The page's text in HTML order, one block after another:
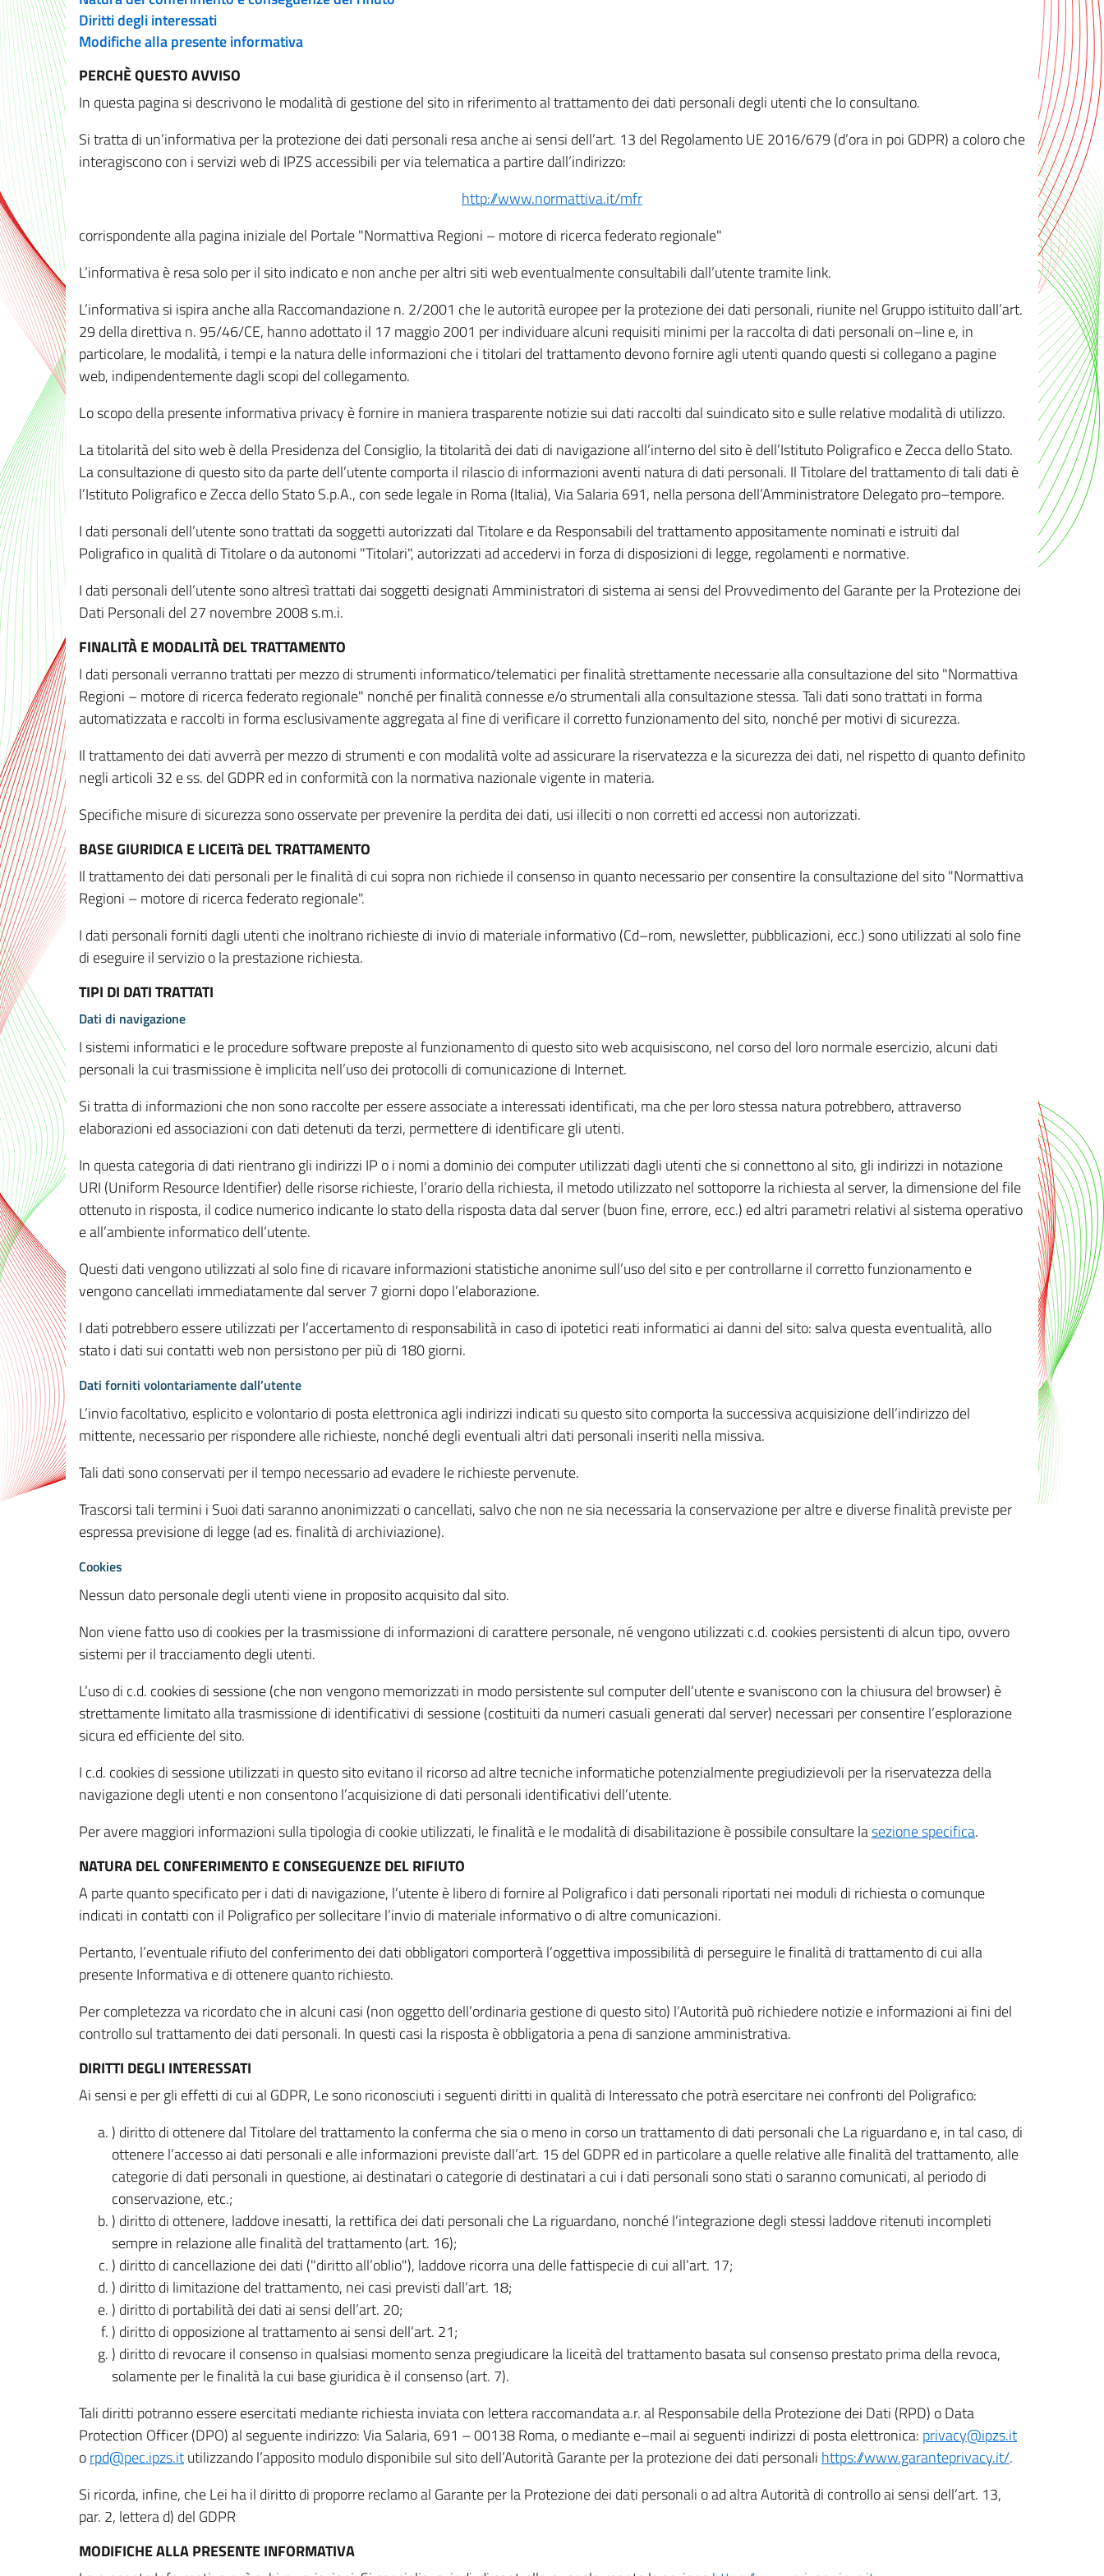
Diritti degli interessati
Modifiche alla presente informativa
PERCHÈ QUESTO AVVISO
In questa pagina si descrivono le modalità di gestione del sito in riferimento al trattamento dei dati personali degli utenti che lo consultano.
Si tratta di un’informativa per la protezione dei dati personali resa anche ai sensi dell’art. 13 del Regolamento UE 2016/679 (d’ora in poi GDPR) a coloro che
interagiscono con i servizi web di IPZS accessibili per via telematica a partire dall’indirizzo:
http://www.normattiva.it/mfr
corrispondente alla pagina iniziale del Portale "Normattiva Regioni – motore di ricerca federato regionale"
L’informativa è resa solo per il sito indicato e non anche per altri siti web eventualmente consultabili dall’utente tramite link.
L’informativa si ispira anche alla Raccomandazione n. 2/2001 che le autorità europee per la protezione dei dati personali, riunite nel Gruppo istituito dall’art.
29 della direttiva n. 95/46/CE, hanno adottato il 17 maggio 2001 per individuare alcuni requisiti minimi per la raccolta di dati personali on–line e, in
particolare, le modalità, i tempi e la natura delle informazioni che i titolari del trattamento devono fornire agli utenti quando questi si collegano a pagine
web, indipendentemente dagli scopi del collegamento.
Lo scopo della presente informativa privacy è fornire in maniera trasparente notizie sui dati raccolti dal suindicato sito e sulle relative modalità di utilizzo.
La titolarità del sito web è della Presidenza del Consiglio, la titolarità dei dati di navigazione all’interno del sito è dell’Istituto Poligrafico e Zecca dello Stato.
La consultazione di questo sito da parte dell’utente comporta il rilascio di informazioni aventi natura di dati personali. Il Titolare del trattamento di tali dati è
l’Istituto Poligrafico e Zecca dello Stato S.p.A., con sede legale in Roma (Italia), Via Salaria 691, nella persona dell’Amministratore Delegato pro–tempore.
I dati personali dell’utente sono trattati da soggetti autorizzati dal Titolare e da Responsabili del trattamento appositamente nominati e istruiti dal
Poligrafico in qualità di Titolare o da autonomi "Titolari", autorizzati ad accedervi in forza di disposizioni di legge, regolamenti e normative.
I dati personali dell’utente sono altresì trattati dai soggetti designati Amministratori di sistema ai sensi del Provvedimento del Garante per la Protezione dei
Dati Personali del 27 novembre 2008 s.m.i.
FINALITÀ E MODALITÀ DEL TRATTAMENTO
I dati personali verranno trattati per mezzo di strumenti informatico/telematici per finalità strettamente necessarie alla consultazione del sito "Normattiva
Regioni – motore di ricerca federato regionale" nonché per finalità connesse e/o strumentali alla consultazione stessa. Tali dati sono trattati in forma
automatizzata e raccolti in forma esclusivamente aggregata al fine di verificare il corretto funzionamento del sito, nonché per motivi di sicurezza.
Il trattamento dei dati avverrà per mezzo di strumenti e con modalità volte ad assicurare la riservatezza e la sicurezza dei dati, nel rispetto di quanto definito
negli articoli 32 e ss. del GDPR ed in conformità con la normativa nazionale vigente in materia.
Specifiche misure di sicurezza sono osservate per prevenire la perdita dei dati, usi illeciti o non corretti ed accessi non autorizzati.
BASE GIURIDICA E LICEITà DEL TRATTAMENTO
Il trattamento dei dati personali per le finalità di cui sopra non richiede il consenso in quanto necessario per consentire la consultazione del sito "Normattiva
Regioni – motore di ricerca federato regionale".
I dati personali forniti dagli utenti che inoltrano richieste di invio di materiale informativo (Cd–rom, newsletter, pubblicazioni, ecc.) sono utilizzati al solo fine
di eseguire il servizio o la prestazione richiesta.
TIPI DI DATI TRATTATI
Dati di navigazione
I sistemi informatici e le procedure software preposte al funzionamento di questo sito web acquisiscono, nel corso del loro normale esercizio, alcuni dati
personali la cui trasmissione è implicita nell’uso dei protocolli di comunicazione di Internet.
Si tratta di informazioni che non sono raccolte per essere associate a interessati identificati, ma che per loro stessa natura potrebbero, attraverso
elaborazioni ed associazioni con dati detenuti da terzi, permettere di identificare gli utenti.
In questa categoria di dati rientrano gli indirizzi IP o i nomi a dominio dei computer utilizzati dagli utenti che si connettono al sito, gli indirizzi in notazione
URI (Uniform Resource Identifier) delle risorse richieste, l’orario della richiesta, il metodo utilizzato nel sottoporre la richiesta al server, la dimensione del file
ottenuto in risposta, il codice numerico indicante lo stato della risposta data dal server (buon fine, errore, ecc.) ed altri parametri relativi al sistema operativo
e all’ambiente informatico dell’utente.
Questi dati vengono utilizzati al solo fine di ricavare informazioni statistiche anonime sull’uso del sito e per controllarne il corretto funzionamento e
vengono cancellati immediatamente dal server 7 giorni dopo l’elaborazione.
I dati potrebbero essere utilizzati per l’accertamento di responsabilità in caso di ipotetici reati informatici ai danni del sito: salva questa eventualità, allo
stato i dati sui contatti web non persistono per più di 180 giorni.
Dati forniti volontariamente dall’utente
L’invio facoltativo, esplicito e volontario di posta elettronica agli indirizzi indicati su questo sito comporta la successiva acquisizione dell’indirizzo del
mittente, necessario per rispondere alle richieste, nonché degli eventuali altri dati personali inseriti nella missiva.
Tali dati sono conservati per il tempo necessario ad evadere le richieste pervenute.
Trascorsi tali termini i Suoi dati saranno anonimizzati o cancellati, salvo che non ne sia necessaria la conservazione per altre e diverse finalità previste per
espressa previsione di legge (ad es. finalità di archiviazione).
Cookies
Nessun dato personale degli utenti viene in proposito acquisito dal sito.
Non viene fatto uso di cookies per la trasmissione di informazioni di carattere personale, né vengono utilizzati c.d. cookies persistenti di alcun tipo, ovvero
sistemi per il tracciamento degli utenti.
L’uso di c.d. cookies di sessione (che non vengono memorizzati in modo persistente sul computer dell’utente e svaniscono con la chiusura del browser) è
strettamente limitato alla trasmissione di identificativi di sessione (costituiti da numeri casuali generati dal server) necessari per consentire l’esplorazione
sicura ed efficiente del sito.
I c.d. cookies di sessione utilizzati in questo sito evitano il ricorso ad altre tecniche informatiche potenzialmente pregiudizievoli per la riservatezza della
navigazione degli utenti e non consentono l’acquisizione di dati personali identificativi dell’utente.
Per avere maggiori informazioni sulla tipologia di cookie utilizzati, le finalità e le modalità di disabilitazione è possibile consultare lasezione specifica.
NATURA DEL CONFERIMENTO E CONSEGUENZE DEL RIFIUTO
A parte quanto specificato per i dati di navigazione, l’utente è libero di fornire al Poligrafico i dati personali riportati nei moduli di richiesta o comunque
indicati in contatti con il Poligrafico per sollecitare l’invio di materiale informativo o di altre comunicazioni.
Pertanto, l’eventuale rifiuto del conferimento dei dati obbligatori comporterà l’oggettiva impossibilità di perseguire le finalità di trattamento di cui alla
presente Informativa e di ottenere quanto richiesto.
Per completezza va ricordato che in alcuni casi (non oggetto dell’ordinaria gestione di questo sito) l’Autorità può richiedere notizie e informazioni ai fini del
controllo sul trattamento dei dati personali. In questi casi la risposta è obbligatoria a pena di sanzione amministrativa.
DIRITTI DEGLI INTERESSATI
Ai sensi e per gli effetti di cui al GDPR, Le sono riconosciuti i seguenti diritti in qualità di Interessato che potrà esercitare nei confronti del Poligrafico:
) diritto di ottenere dal Titolare del trattamento la conferma che sia o meno in corso un trattamento di dati personali che La riguardano e, in tal caso, di
ottenere l’accesso ai dati personali e alle informazioni previste dall’art. 15 del GDPR ed in particolare a quelle relative alle finalità del trattamento, alle
categorie di dati personali in questione, ai destinatari o categorie di destinatari a cui i dati personali sono stati o saranno comunicati, al periodo di
conservazione, etc.;
) diritto di ottenere, laddove inesatti, la rettifica dei dati personali che La riguardano, nonché l’integrazione degli stessi laddove ritenuti incompleti
sempre in relazione alle finalità del trattamento (art. 16);
) diritto di cancellazione dei dati ("diritto all’oblio"), laddove ricorra una delle fattispecie di cui all’art. 17;
) diritto di limitazione del trattamento, nei casi previsti dall’art. 18;
) diritto di portabilità dei dati ai sensi dell’art. 20;
) diritto di opposizione al trattamento ai sensi dell’art. 21;
) diritto di revocare il consenso in qualsiasi momento senza pregiudicare la liceità del trattamento basata sul consenso prestato prima della revoca,
solamente per le finalità la cui base giuridica è il consenso (art. 7).
Tali diritti potranno essere esercitati mediante richiesta inviata con lettera raccomandata a.r. al Responsabile della Protezione dei Dati (RPD) o Data
Protection Officer (DPO) al seguente indirizzo: Via Salaria, 691 – 00138 Roma, o mediante e–mail ai seguenti indirizzi di posta elettronica: privacy@ipzs.it
orpd@pec.ipzs.itutilizzando l’apposito modulo disponibile sul sito dell’Autorità Garante per la protezione dei dati personali https://www.garanteprivacy.it/.
Si ricorda, infine, che Lei ha il diritto di proporre reclamo al Garante per la Protezione dei dati personali o ad altra Autorità di controllo ai sensi dell’art. 13,
par. 2, lettera d) del GDPR
MODIFICHE ALLA PRESENTE INFORMATIVA